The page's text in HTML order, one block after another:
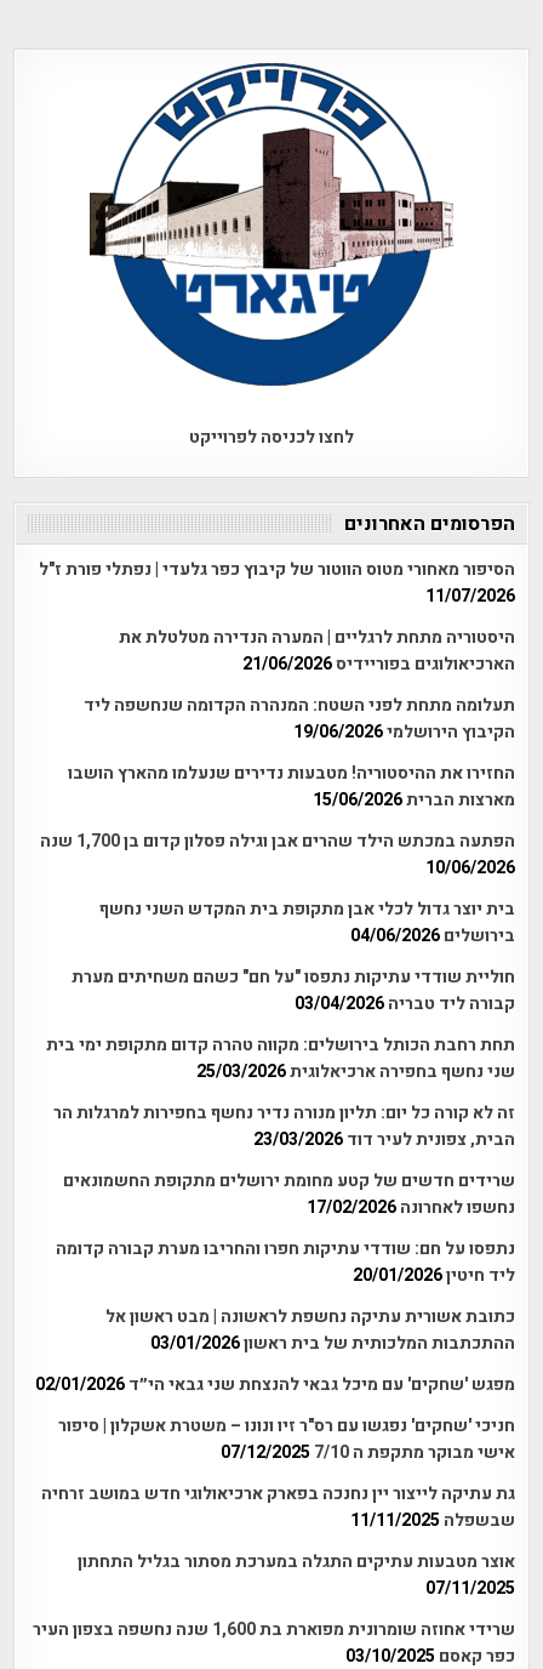
לחצו לכניסה לפרוייקט
הפרסומים האחרונים
הסיפור מאחורי מטוס הווטור של קיבוץ כפר גלעדי | נפתלי פורת ז"ל
11/07/2026
היסטוריה מתחת לרגליים | המערה הנדירה מטלטלת את
הארכיאולוגים בפוריידיס21/06/2026
תעלומה מתחת לפני השטח: המנהרה הקדומה שנחשפה ליד
הקיבוץ הירושלמי19/06/2026
החזירו את ההיסטוריה! מטבעות נדירים שנעלמו מהארץ הושבו
מארצות הברית15/06/2026
הפתעה במכתש הילד שהרים אבן וגילה פסלון קדום בן 1,700 שנה
10/06/2026
בית יוצר גדול לכלי אבן מתקופת בית המקדש השני נחשף
בירושלים 04/06/2026
חוליית שודדי עתיקות נתפסו "על חם" כשהם משחיתים מערת
קבורה ליד טבריה 03/04/2026
תחת רחבת הכותל בירושלים: מקווה טהרה קדום מתקופת ימי בית
שני נחשף בחפירה ארכיאלוגית25/03/2026
זה לא קורה כל יום: תליון מנורה נדיר נחשף בחפירות למרגלות הר
הבית, צפונית לעיר דוד 23/03/2026
שרידים חדשים של קטע מחומת ירושלים מתקופת החשמונאים
נחשפו לאחרונה 17/02/2026
נתפסו על חם: שודדי עתיקות חפרו והחריבו מערת קבורה קדומה
ליד חיטין20/01/2026
כתובת אשורית עתיקה נחשפת לראשונה | מבט ראשון אל
ההתכתבות המלכותית של בית ראשון03/01/2026
מפגש 'שחקים' עם מיכל גבאי להנצחת שני גבאי הי״ד 02/01/2026
חניכי 'שחקים' נפגשו עם רס"ר זיו ונונו – משטרת אשקלון | סיפור
אישי מבוקר מתקפת ה 7/10
07/12/2025
גת עתיקה לייצור יין נחנכה בפארק ארכיאולוגי חדש במושב זרחיה
שבשפלה 11/11/2025
אוצר מטבעות עתיקים התגלה במערכת מסתור בגליל התחתון
07/11/2025
שרידי אחוזה שומרונית מפוארת בת 1,600 שנה נחשפה בצפון העיר
כפר קאסם 03/10/2025